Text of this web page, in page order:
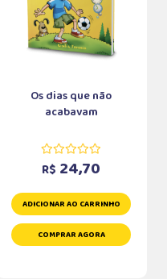
Os dias que não
acabavam
R$ 24,70
ADICIONAR AO CARRINHO
COMPRAR AGORA